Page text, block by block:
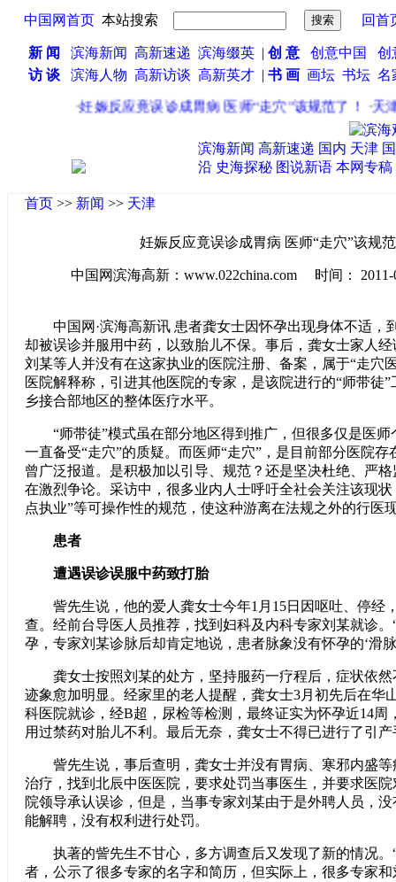
中国网首页 本站搜索 回首
新 闻 滨海新闻 高新速递 滨海缀英| 创 意 创意中国
创
访 谈
滨海人物 高新访谈 高新英才 | 书 画 画坛 书坛 名
妊娠反应竟误诊成胃病 医师“走穴”该规范了！· 天津
滨海新闻 高新速递 国内 天津
沿 史海探秘 图说新语 本网专稿
首页 >> 新闻 >> 天津
妊娠反应竟误诊成胃病 医师“走穴”该规
中国网滨海高新：www.022china.com 时间： 2011-
中国网·滨海高新讯 患者龚女士因怀孕出现身体不适，
却被误诊并服用中药，以致胎儿不保。事后，龚女士家人
刘某等人并没有在这家执业的医院注册、备案，属于“走穴
医院解释称，引进其他医院的专家，是该院进行的“师带徒
乡接合部地区的整体医疗水平。
“师带徒”模式虽在部分地区得到推广，但很多仅是医师
一直备受“走穴”的质疑。而医师“走穴”，是目前部分医院
曾广泛报道。是积极加以引导、规范？还是坚决杜绝、严
在激烈争论。采访中，很多业内人士呼吁全社会关注该现
点执业”等可操作性的规范，使这种游离在法规之外的行医
患者
遭遇误诊误服中药致打胎
訾先生说，他的爱人龚女士今年1月15日因呕吐、停经
查。经前台导医人员推荐，找到妇科及内科专家刘某就诊
孕，专家刘某诊脉后却肯定地说，患者脉象没有怀孕的‘滑
龚女士按照刘某的处方，坚持服药一疗程后，症状依然
迹象愈加明显。经家里的老人提醒，龚女士3月初先后在华
科医院就诊，经B超，尿检等检测，最终证实为怀孕近14周
用过禁药对胎儿不利。最后无奈，龚女士不得已进行了引产
訾先生说，事后查明，龚女士并没有胃病、寒邪内盛等
治疗，找到北辰中医医院，要求处罚当事医生，并要求医
院领导承认误诊，但是，当事专家刘某由于是外聘人员，
能解聘，没有权利进行处罚。
执著的訾先生不甘心，多方调查后又发现了新的情况。
者，公示了很多专家的名字和简历，但实际上，很多专家